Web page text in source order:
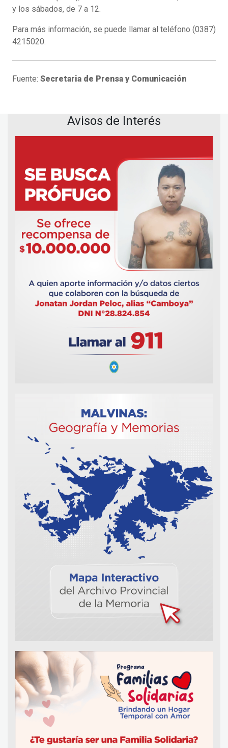
y los sábados, de 7 a 12.
Para más información, se puede llamar al teléfono (0387)
4215020.
Fuente: Secretaria de Prensa y Comunicación
Avisos de Interés